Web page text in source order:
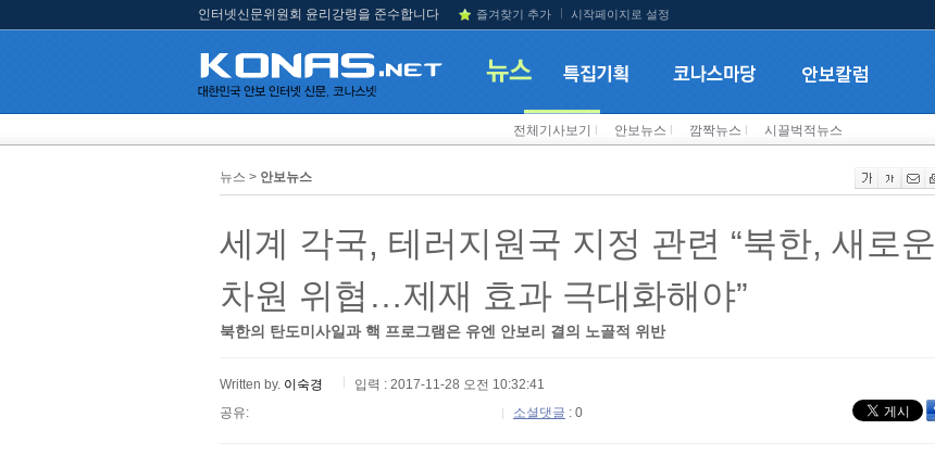
인터넷신문위원회 윤리강령을 준수합니다 즐겨찾기 추가 시작페이지로 설정
전체기사보기 안보뉴스 깜짝뉴스 시끌벅적뉴스
뉴스 > 안보뉴스
세계 각국, 테러지원국 지정 관련 “북한, 새로운
차원 위협…제재 효과 극대화해야”
북한의 탄도미사일과 핵 프로그램은 유엔 안보리 결의 노골적 위반
Written by. 이숙경
입력 : 2017-11-28 오전 10:32:41
공유:
소셜댓글 : 0